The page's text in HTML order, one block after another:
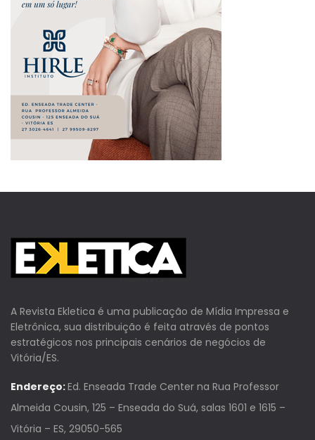
A Revista Ekletica é uma publicação de Mídia Impressa e
Eletrônica, sua distribuição é feita através de pontos
estratégicos nos principais cenários de negócios de
Vitória/ES.
Endereço:Ed. Enseada Trade Center na Rua Professor
Almeida Cousin, 125 – Enseada do Suá, salas 1601 e 1615 –
Vitória – ES, 29050-565